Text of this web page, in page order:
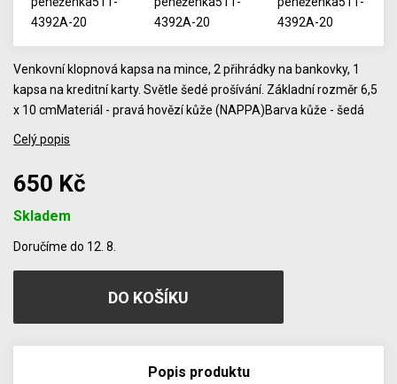
Venkovní klopnová kapsa na mince, 2 přihrádky na bankovky, 1
kapsa na kreditní karty. Světle šedé prošívání. Základní rozměr 6,5
x 10 cmMateriál - pravá hovězí kůže (NAPPA)Barva kůže - šedá
Celý popis
650 Kč
Skladem
Doručíme do 12. 8.
Popis produktu